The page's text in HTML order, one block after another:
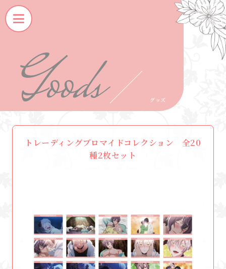
グッズ
トレーディングブロマイドコレクション 全20
種2枚セット